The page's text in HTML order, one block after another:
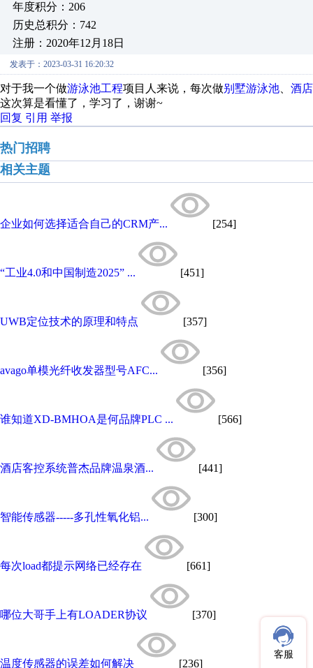
年度积分：206
历史总积分：742
注册：2020年12月18日
发表于：2023-03-31 16:20:32
对于我一个做游泳池工程项目人来说，每次做别墅游泳池
酒
这次算是看懂了，学习了，谢谢~
回复 引用 举报
热门招聘
相关主题
企业如何选择适合自己的CRM产... [254]
“工业4.0和中国制造2025” ... [451]
UWB定位技术的原理和特点 [357]
avago单模光纤收发器型号AFC... [356]
谁知道XD-BMHOA是何品牌PLC ... [566]
酒店客控系统普杰品牌温泉酒... [441]
智能传感器-----多孔性氧化铝... [300]
每次load都提示网络已经存在 [661]
哪位大哥手上有LOADER协议 [370]
温度传感器的误差如何解决 [236]
客服